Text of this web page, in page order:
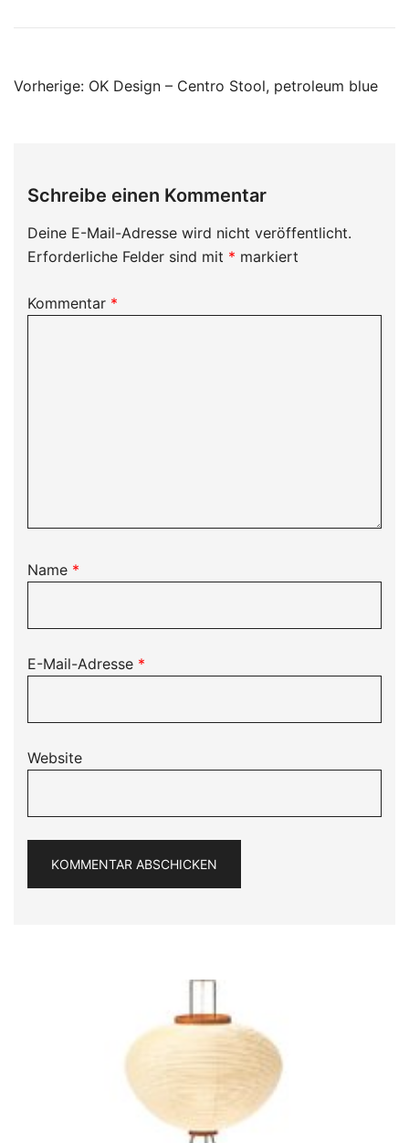
Beitragsnavigation
Vorherige: OK Design – Centro Stool, petroleum blue
Schreibe einen Kommentar
Deine E-Mail-Adresse wird nicht veröffentlicht.
Erforderliche Felder sind mit * markiert
Kommentar *
Name *
E-Mail-Adresse *
Website